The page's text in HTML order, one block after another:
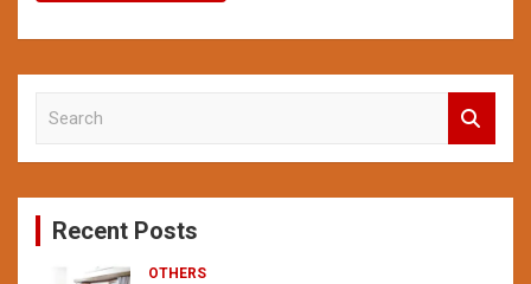
c
Recent Posts
OTHERS